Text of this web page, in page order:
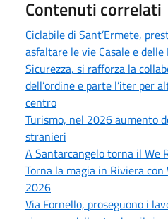
Contenuti correlati
Ciclabile di Sant’Ermete,
asfaltare le vie Casale e
Sicurezza, si rafforza la
dell’ordine e parte l’iter per
centro
Turismo, nel 2026 aumento
stranieri
A Santarcangelo torna il We
Torna la magia in Riviera
2026
Via Fornello, proseguono i